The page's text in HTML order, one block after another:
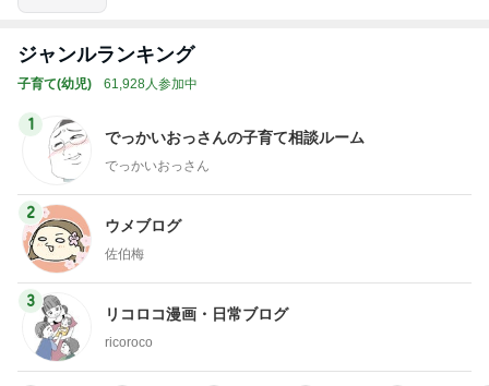
ジャンルランキング
子育て(幼児) 61,928人参加中
1
でっかいおっさんの子育て相談ルーム
でっかいおっさん
2
ウメブログ
佐伯梅
3
リコロコ漫画・日常ブログ
ricoroco